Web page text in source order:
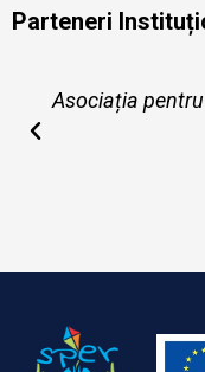
Parteneri
Asociația